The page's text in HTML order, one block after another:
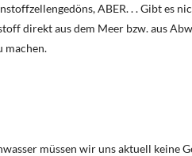
ABER. . . Gibt es
direkt aus dem Meer bzw. aus
machen.
müssen wir uns aktuell keine